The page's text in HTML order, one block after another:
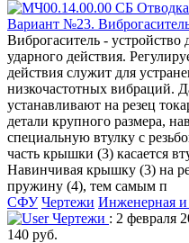
Вариант №23.
Виброгаситель -
ударного действия.
действия служит для
низкочастотных вибраций.
устанавливают на резец
детали крупного размера,
специальную втулку с
часть крышки (3) касается
Навинчивая крышку (3) на
пружину (4), тем самым п
СФУ Чертежи Инженерная и
Чертежи : 2 февраля
140 руб.